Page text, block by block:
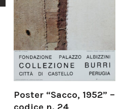
Poster “Sacco, 1952” –